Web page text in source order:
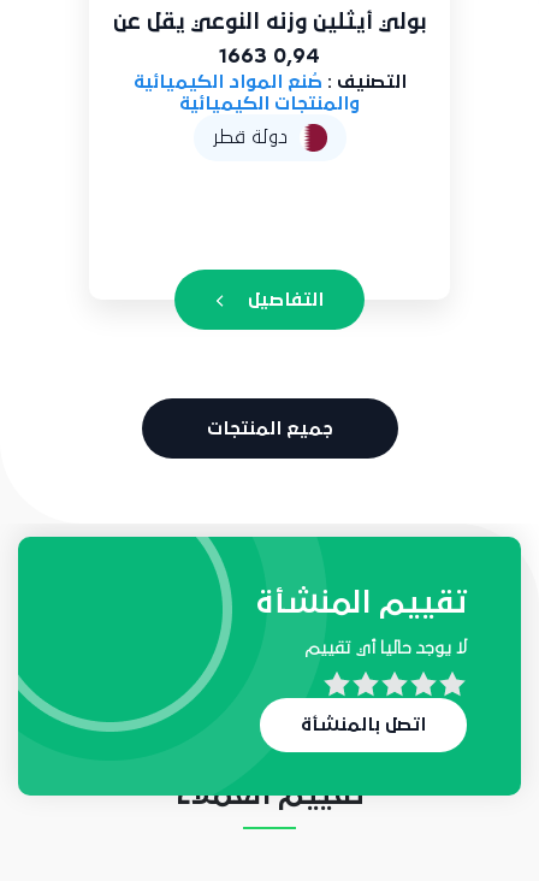
أيثلين وزنه النوعي يقل عن
صُنع المواد الكيميائية
والمنتجات الكيميائية
جميع المنتجات
طلبات واحتياجات المنشأة
لا يوجد حاليا أي طلب
تقييم العملاء
تقييم المنشأة
لا يوجد حاليا أي تقييم
اتصل بالمنشأة